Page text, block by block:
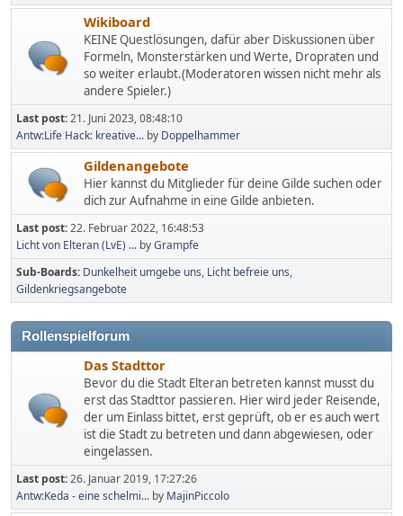
Wikiboard
KEINE Questlösungen, dafür aber Diskussionen über
Formeln, Monsterstärken und Werte, Dropraten und
so weiter erlaubt.(Moderatoren wissen nicht mehr als
andere Spieler.)
Last post:21. Juni 2023, 08:48:10
Antw:Life Hack: kreative... by Doppelhammer
Gildenangebote
Hier kannst du Mitglieder für deine Gilde suchen oder
dich zur Aufnahme in eine Gilde anbieten.
Last post:22. Februar 2022, 16:48:53
Licht von Elteran (LvE) ... byGrampfe
Sub-Boards Dunkelheit umgebe uns Licht befreie uns
Gildenkriegsangebote
Rollenspielforum
Das Stadttor
Bevor du die Stadt Elteran betreten kannst musst du
erst das Stadttor passieren. Hier wird jeder Reisende,
der um Einlass bittet, erst geprüft, ob er es auch wert
ist die Stadt zu betreten und dann abgewiesen, oder
eingelassen.
Last post:26. Januar 2019, 17:27:26
Antw:Keda - eine schelmi... by MajinPiccolo